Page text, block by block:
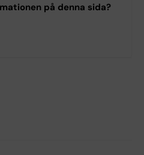
på denna sida?